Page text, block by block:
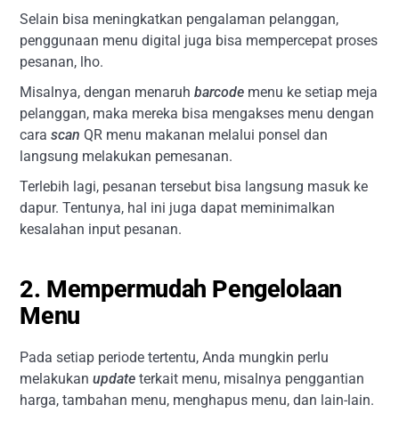
Selain bisa meningkatkan pengalaman pelanggan,
penggunaan menu digital juga bisa mempercepat proses
pesanan, lho.
Misalnya, dengan menaruhbarcode menu ke setiap meja
pelanggan, maka mereka bisa mengakses menu dengan
carascanQR menu makanan melalui ponsel dan
langsung melakukan pemesanan.
Terlebih lagi, pesanan tersebut bisa langsung masuk ke
dapur. Tentunya, hal ini juga dapat meminimalkan
kesalahan input pesanan.
2. Mempermudah Pengelolaan
Menu
Pada setiap periode tertentu, Anda mungkin perlu
melakukanupdateterkait menu, misalnya penggantian
harga, tambahan menu, menghapus menu, dan lain-lain.